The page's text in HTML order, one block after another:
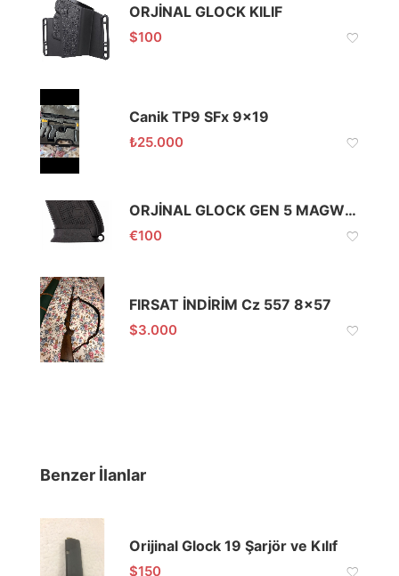
ORJİNAL GLOCK KILIF
$100
Canik TP9 SFx 9×19
₺25.000
ORJİNAL GLOCK GEN 5 MAGWELL
€100
FIRSAT İNDİRİM Cz 557 8×57
$3.000
Benzer İlanlar
Orijinal Glock 19 Şarjör ve Kılıf
$150